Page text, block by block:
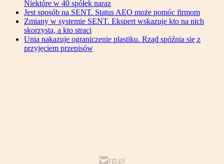
Niektóre w 40 spółek naraz
Jest sposób na SENT. Status AEO może pomóc firmom
Zmiany w systemie SENT. Ekspert wskazuje kto na nich
skorzysta, a kto straci
Unia nakazuje ograniczenie plastiku. Rząd spóźnia się z
przyjęciem przepisów